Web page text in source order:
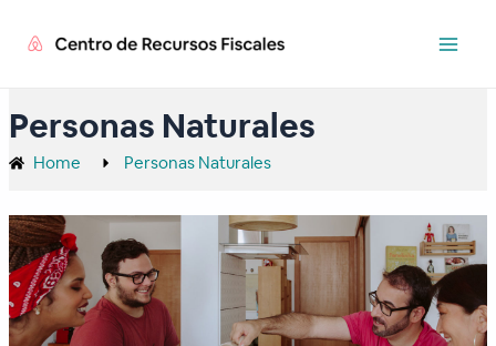
Personas Naturales
Home Personas Naturales